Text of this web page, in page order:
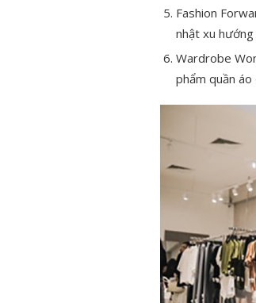
Fashion
nhật xu hướng
Wardrobe
phẩm quần